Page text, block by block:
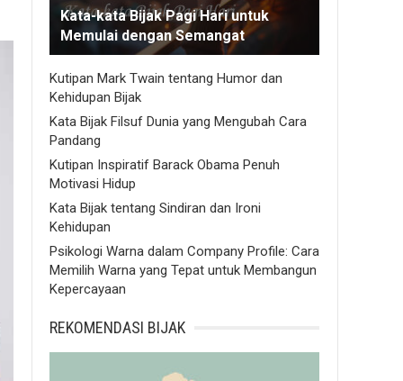
Kata-kata Bijak Pagi Hari untuk
Memulai dengan Semangat
Kutipan Mark Twain tentang Humor dan
Kehidupan Bijak
Kata Bijak Filsuf Dunia yang Mengubah Cara
Pandang
Kutipan Inspiratif Barack Obama Penuh
Motivasi Hidup
Kata Bijak tentang Sindiran dan Ironi
Kehidupan
Psikologi Warna dalam Company Profile: Cara
Memilih Warna yang Tepat untuk Membangun
Kepercayaan
REKOMENDASI BIJAK